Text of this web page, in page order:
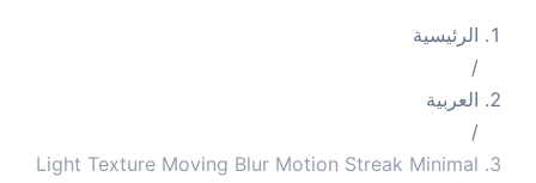
الرئيسية
العربية
Light Texture Moving Blur Motion Streak Minimal